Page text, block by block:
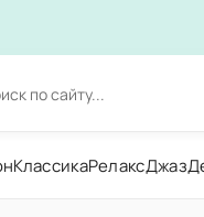
КлассикаРелаксДжаз